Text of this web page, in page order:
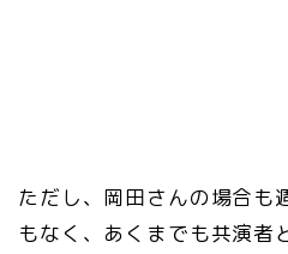
ただし、岡田さんの場合も
もなく、あくまでも共演者